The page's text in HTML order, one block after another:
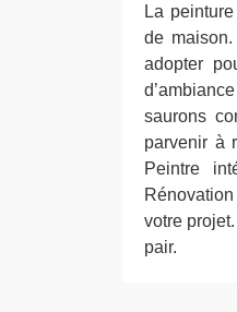
La
de
adopter
saurons
parvenir à
Peintre
votre
pair.